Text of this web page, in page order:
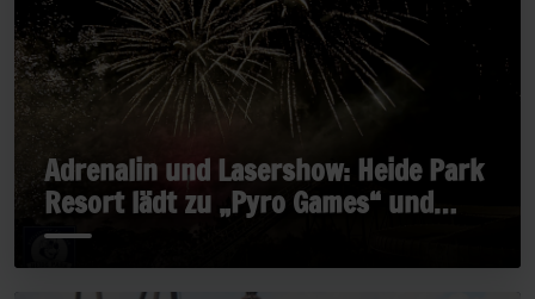
Adrenalin und Lasershow: Heide Park
Resort lädt zu „Pyro Games“ und
„Late Rides“